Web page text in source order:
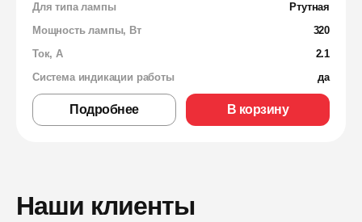
Для типа лампы
Ртутная
Мощность лампы, Вт
320
Ток, А
2.1
Система индикации работы
да
Подробнее В корзину
Наши клиенты